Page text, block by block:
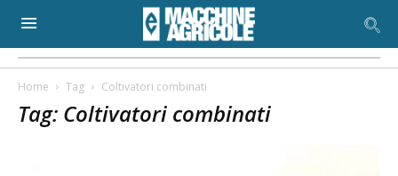
Home Tag Coltivatori combinati
Tag: Coltivatori combinati